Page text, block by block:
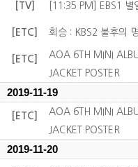
[TV] [11:35 PM] EBS1 별
[ETC] 회승 : KBS2 불후의
[ETC]
AOA 6TH MINI
JACKET POSTER
2019-11-19
[ETC]
AOA 6TH MINI
JACKET POSTER
2019-11-20